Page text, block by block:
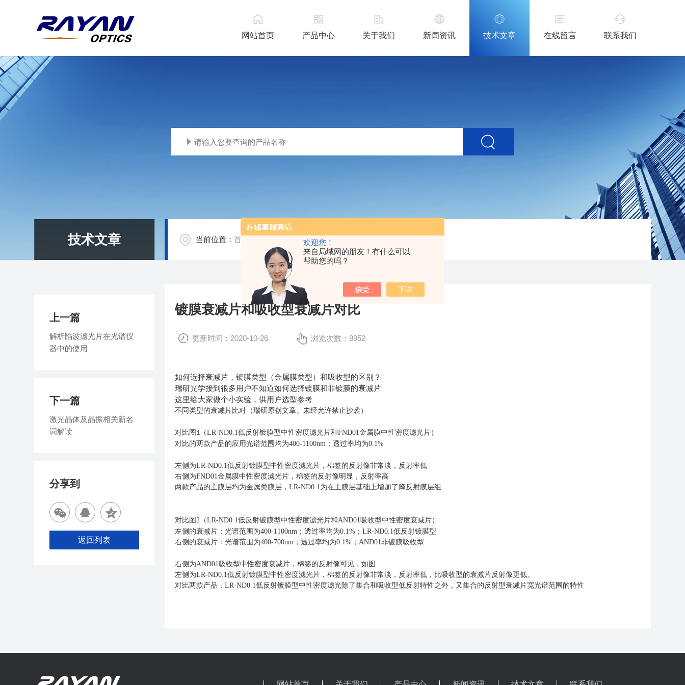
欢迎您！
来自局域网的朋友！有什么可以
帮助您的吗？
网站首页 产品中心 关于我们 新闻资讯 技术文章 在线留言 联系我们
技术文章 当前位置：首页 / 镀膜衰减片和吸收型衰减片对比
镀膜衰减片和吸收型衰减片对比
更新时间：2020-10-26 浏览次数：8952
如何选择衰减片，镀膜类型（金属膜类型）和吸收型的区别？
瑞研光学接到很多用户不知道如何选择镀膜和非镀膜的衰减片
这里给大家做个小实验，供用户选型参考
不同类型的衰减片比对（瑞研原创文章。未经允许禁止抄袭）
对比图1 （LR-ND0.1低反射镀膜型中性密度滤光片和FND01金属膜中性密度滤光片）
对比的两款产品的应用光谱范围均为400-1100nm；透过率均为0.1%
左侧为LR-ND0.1低反射镀膜型中性密度滤光片，棉签的反射像非常淡，反射率低
右侧为FND01金属膜中性密度滤光片，棉签的反射像明显，反射率高
两款产品的主膜层均为金属类膜层，LR-ND0.1为在主膜层基础上增加了降反射膜层组
对比图2（LR-ND0.1低反射镀膜型中性密度滤光片和AND01吸收型中性密度衰减片）
左侧的衰减片：光谱范围为400-1100nm；透过率均为0.1%；LR-ND0.1低反射镀膜型
右侧的衰减片：光谱范围为400-700nm；透过率均为0.1%；AND01非镀膜吸收型
右侧为AND01吸收型中性密度衰减片，棉签的反射像可见，如图
左侧为LR-ND0.1低反射镀膜型中性密度滤光片，棉签的反射像非常淡，反射率低，比吸收型的衰减片反射像更低。
对比两款产品，LR-ND0.1低反射镀膜型中性密度滤光除了集合和吸收型低反射特性之外，又集合的反射型衰减片宽光谱范围的特性
上一篇
解析陷波滤光片在光谱仪
器中的使用
下一篇
激光晶体及晶振相关新名
词解读
分享到
返回列表